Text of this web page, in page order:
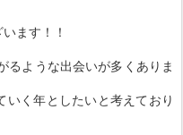
ます！！
るような出会いが多くありま
く年としたいと考えており